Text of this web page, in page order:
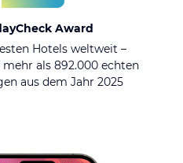
Award
Hotels weltweit –
mehr als 892.000 echten
aus dem Jahr 2025